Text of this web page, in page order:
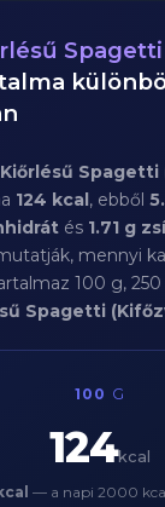
Spagetti
124 kcal, ebből
és 1.71 g
mennyi
100 g,
Spagetti
100 G
124kcal
— a napi 2000